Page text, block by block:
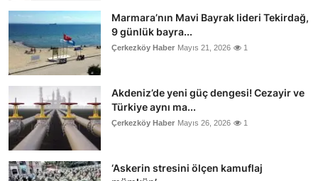
Marmara’nın Mavi Bayrak lideri Tekirdağ,
9 günlük bayra...
Çerkezköy Haber Mayıs 21, 2026 1
Akdeniz’de yeni güç dengesi! Cezayir ve
Türkiye aynı ma...
Çerkezköy Haber Mayıs 26, 2026 1
‘Askerin stresini ölçen kamuflaj